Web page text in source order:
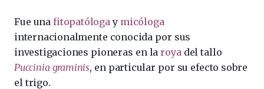
Fue unafitopatóloga y micóloga
internacionalmente conocida por sus
investigaciones pioneras en la roya del tallo
Puccinia graminis, en particular por su efecto sobre
el trigo.